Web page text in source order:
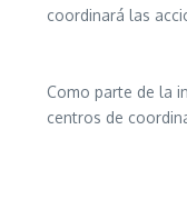
coordinará las
Como parte de la
centros de